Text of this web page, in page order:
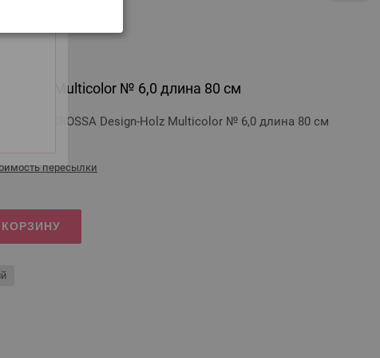
Holz Multicolor № 6,0 длина 80 см
LANA GROSSA Design-Holz Multicolor № 6,0 длина 80 см
пересылки